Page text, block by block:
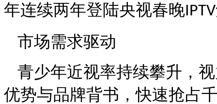
年连续两年登陆央视春晚IPTV
市场需求驱动
青少年近视率持续攀升，
优势与品牌背书，快速抢占